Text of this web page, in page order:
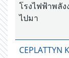
โรงไฟฟ้าพลั
ไปมา
CEPLATTYN